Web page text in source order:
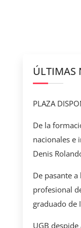
ÚLTIMAS
PLAZA
De la
nacionales e
Denis
De pasante
profesional
graduado de
UGB